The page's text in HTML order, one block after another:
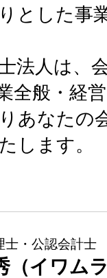
とした事
法人は、
全般・経
あなたの
します。
・公認会計士
（イワム